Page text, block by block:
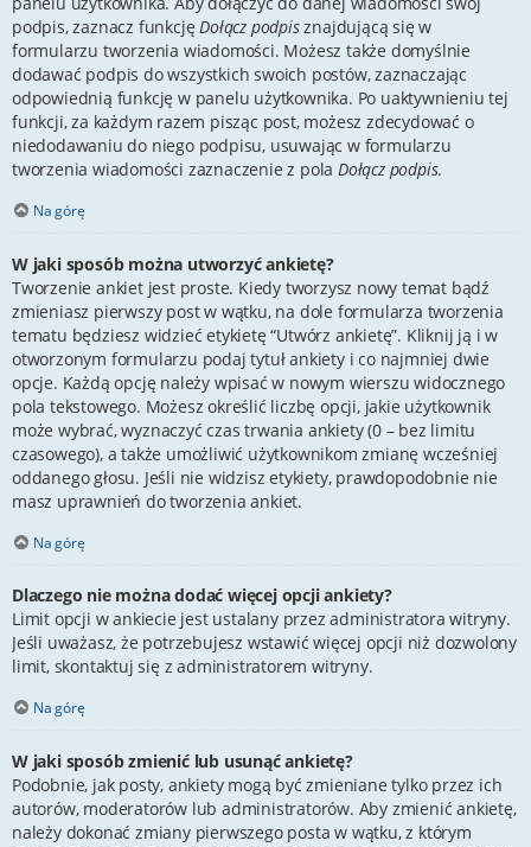
podpis, zaznacz funkcjęDołącz podpisznajdującą się w
formularzu tworzenia wiadomości. Możesz także domyślnie
dodawać podpis do wszystkich swoich postów, zaznaczając
odpowiednią funkcję w panelu użytkownika. Po uaktywnieniu tej
funkcji, za każdym razem pisząc post, możesz zdecydować o
niedodawaniu do niego podpisu, usuwając w formularzu
tworzenia wiadomości zaznaczenie z polaDołącz podpis.
Na górę
W jaki sposób można utworzyć ankietę?
Tworzenie ankiet jest proste. Kiedy tworzysz nowy temat bądź
zmieniasz pierwszy post w wątku, na dole formularza tworzenia
tematu będziesz widzieć etykietę “Utwórz ankietę”. Kliknij ją i w
otworzonym formularzu podaj tytuł ankiety i co najmniej dwie
opcje. Każdą opcję należy wpisać w nowym wierszu widocznego
pola tekstowego. Możesz określić liczbę opcji, jakie użytkownik
może wybrać, wyznaczyć czas trwania ankiety (0 – bez limitu
czasowego), a także umożliwić użytkownikom zmianę wcześniej
oddanego głosu. Jeśli nie widzisz etykiety, prawdopodobnie nie
masz uprawnień do tworzenia ankiet.
Na górę
Dlaczego nie można dodać więcej opcji ankiety?
Limit opcji w ankiecie jest ustalany przez administratora witryny.
Jeśli uważasz, że potrzebujesz wstawić więcej opcji niż dozwolony
limit, skontaktuj się z administratorem witryny.
Na górę
W jaki sposób zmienić lub usunąć ankietę?
Podobnie, jak posty, ankiety mogą być zmieniane tylko przez ich
autorów, moderatorów lub administratorów. Aby zmienić ankietę,
należy dokonać zmiany pierwszego posta w wątku, z którym